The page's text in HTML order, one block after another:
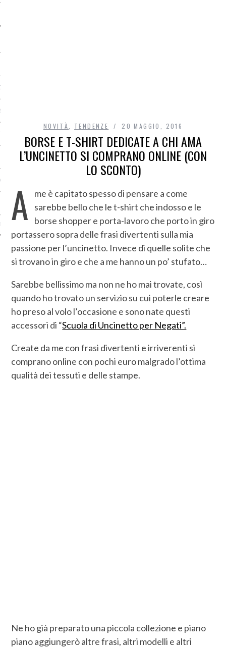
DI ACCESSO AI DATI
NOVITÀ TENDENZE 20 MAGGIO, 2016
BORSE E T-SHIRT DEDICATE A CHI AMA
L’UNCINETTO SI COMPRANO ONLINE (CON
LO SCONTO)
A
me è capitato spesso di pensare a come
sarebbe bello che le t-shirt che indosso e le
borse shopper e porta-lavoro che porto in giro
portassero sopra delle frasi divertenti sulla mia
passione per l’uncinetto. Invece di quelle solite che
si trovano in giro e che a me hanno un po’ stufato…
Sarebbe bellissimo ma non ne ho mai trovate, così
quando ho trovato un servizio su cui poterle creare
ho preso al volo l’occasione e sono nate questi
accessori di “Scuola di Uncinetto per Negati”.
Create da me con frasi divertenti e irriverenti si
comprano online con pochi euro malgrado l’ottima
qualità dei tessuti e delle stampe.
Ne ho già preparato una piccola collezione e piano
piano aggiungerò altre frasi, altri modelli e altri